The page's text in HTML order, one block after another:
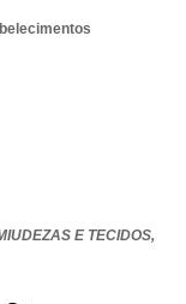
E TECIDOS,